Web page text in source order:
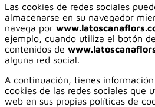
Las cookies de redes sociales
almacenarse en su navegador
navega por
ejemplo, cuando utiliza el botón
contenidos de
alguna red social.
A continuación, tienes
cookies de las redes sociales que
web en sus propias políticas de